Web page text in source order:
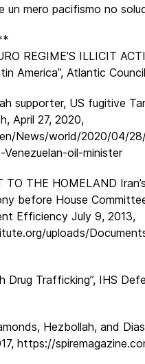
un mero pacifismo no
REGIME’S ILLICIT
America”, Atlantic
supporter, US fugitive
April 27, 2020,
News/world/2020/04/
oil-minister
THE HOMELAND
before House
Efficiency July 9, 2013,
uploads/
Trafficking”, IHS
Hezbollah, and
https://